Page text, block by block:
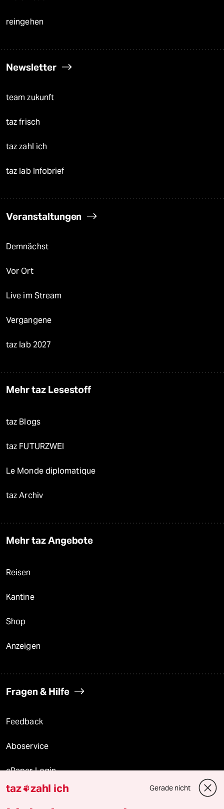
reingehen
Newsletter
team zukunft
taz frisch
taz zahl ich
taz lab Infobrief
Veranstaltungen
Demnächst
Vor Ort
Live im Stream
Vergangene
taz lab 2027
Mehr taz Lesestoff
taz Blogs
taz FUTURZWEI
Le Monde diplomatique
taz Archiv
Mehr taz Angebote
Reisen
Kantine
Shop
Anzeigen
Fragen & Hilfe
Feedback
Aboservice
ePaper Login
Downloads für Abonnierende
taz zahl ich Gerade nicht